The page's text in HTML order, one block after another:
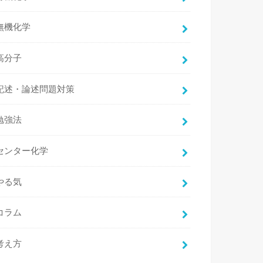
機化学
分子
述・論述問題対策
強法
ンター化学
る気
ラム
え方